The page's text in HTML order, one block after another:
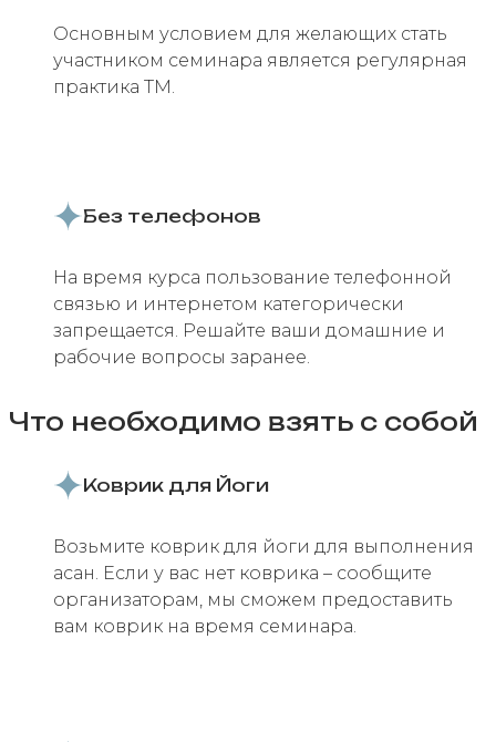
Основным условием для желающих стать
участником семинара является регулярная
практика ТМ.
Без телефонов
На время курса пользование телефонной
связью и интернетом категорически
запрещается. Решайте ваши домашние и
рабочие вопросы заранее.
Что необходимо взять с собой
Коврик для Йоги
Возьмите коврик для йоги для выполнения
асан. Если у вас нет коврика – сообщите
организаторам, мы сможем предоставить
вам коврик на время семинара.